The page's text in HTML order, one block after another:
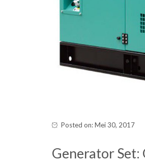
Posted on: Mei 30, 2017
Generator